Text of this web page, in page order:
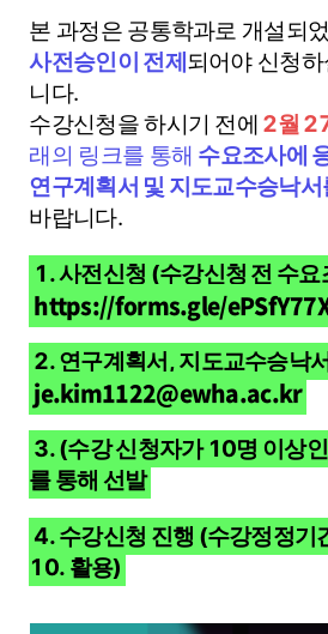
본 과정은 공통학과로 개설되
사전승인이 전제 되어야 신청
니다.
수강신청을 하시기 전에 2월
래의 링크를 통해 수요조사에
연구계획서 및 지도교수승낙서
바랍니다.
1. 사전신청 (수강신청 전 수
https://forms.gle/
2. 연구계획서, 지도교수승낙
je.kim1122@ewha.ac.kr
3. (수강 신청자가 10명 이상
를 통해 선발
4. 수강신청 진행 (수강정정
10. 활용)